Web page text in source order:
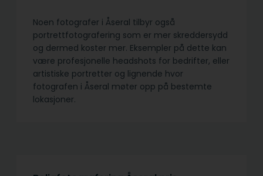
Noen fotografer i Åseral tilbyr også
portrettfotografering som er mer skreddersydd
og dermed koster mer. Eksempler på dette kan
være profesjonelle headshots for bedrifter, eller
artistiske portretter og lignende hvor
fotografen i Åseral møter opp på bestemte
lokasjoner.